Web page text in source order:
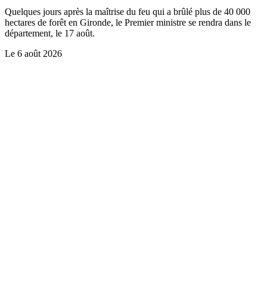
Quelques jours après la maîtrise du feu qui a brûlé plus de 40 000
hectares de forêt en Gironde, le Premier ministre se rendra dans le
département, le 17 août.
Le 6 août 2026